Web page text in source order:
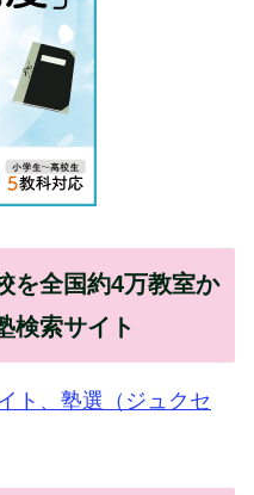
を全国約4万教室か
検索サイト
ト、塾選（ジュクセ